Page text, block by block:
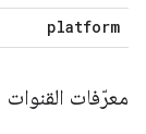
platform
معرّفات القنوات